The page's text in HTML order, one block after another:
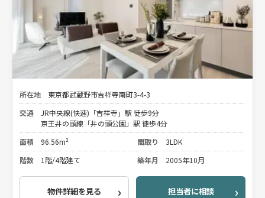
所在地
東京都武蔵野市吉祥寺南町3-4-3
交通
JR中央線(快速)「吉祥寺」駅 徒歩9分
京王井の頭線「井の頭公園」駅 徒歩4分
面積
96.56m² 間取り
3LDK
階数
1階/4階建て 築年月 2005年10月
物件詳細を見る 担当者に相談